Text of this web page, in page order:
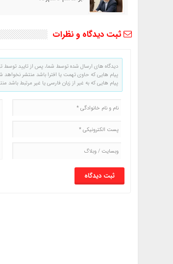
ثبت دیدگاه و نظرات
دیدگاه های ارسال شده توسط شما، پس از تایید
پیام هایی که حاوی تهمت یا افترا باشد منتشر نخواهد
پیام هایی که به غیر از زبان فارسی یا غیر مرتبط باشد